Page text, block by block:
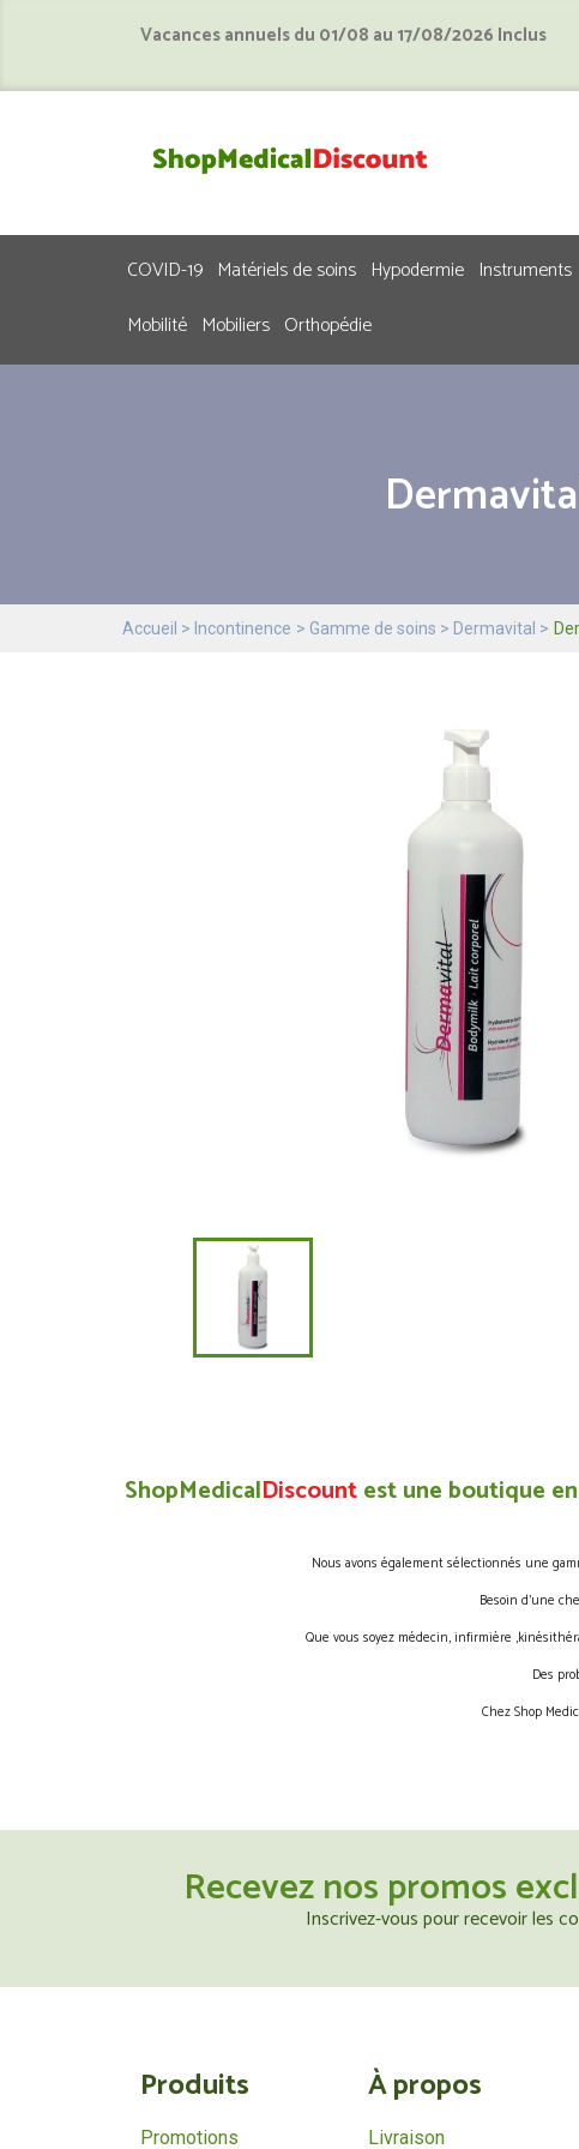
Vacances annuels du 01/08 au 17/08/2026 Inclus
COVID-19 Matériels de soins Hypodermie Instruments
Mobilité Mobiliers Orthopédie
Accueil Incontinence Gamme de soins Dermavital
ShopMedicalDiscountest une boutique
Nous avons également sélectionnés une
Besoin d’une
Que vous soyez médecin, infirmière
Des
Chez Shop
Recevez nos promos
Inscrivez-vous pour recevoir les
Produits
Promotions
À propos
Livraison